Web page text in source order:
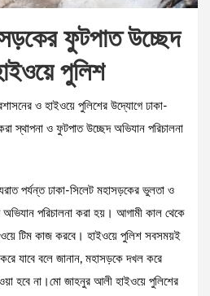
ফুটপাত উচ্ছেদ
পুলিশ
ও হাইওয়ে পুলিশের উদ্যোগে ঢাকা-
স্থাপনা ও ফুটপাত উচ্ছেদ অভিযান পরিচালনা
পর্যন্ত ঢাকা-সিলেট মহাসড়কের ভুলতা ও
পরিচালনা করা হয়। আগামী কাল থেকে
টিম কাজ করবে। হাইওয়ে পুলিশ সবসময়ই
যাবে বলে জানান, মহাসড়কে দখল করে
হবে না।মো জাহনুর আলী হাইওয়ে পুলিশের